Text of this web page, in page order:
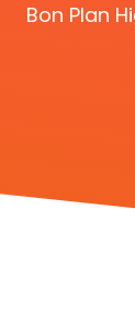
Bon Plan